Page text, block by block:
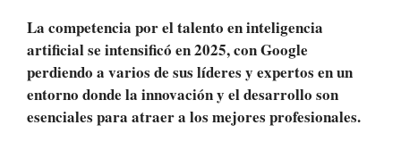
La competencia por el talento en inteligencia
artificial se intensificó en 2025, con Google
perdiendo a varios de sus líderes y expertos en un
entorno donde la innovación y el desarrollo son
esenciales para atraer a los mejores profesionales.